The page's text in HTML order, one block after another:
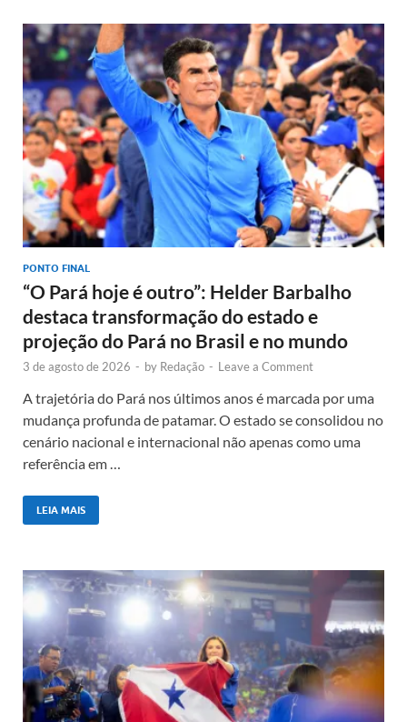
PONTO FINAL
“O Pará hoje é outro”: Helder Barbalho
destaca transformação do estado e
projeção do Pará no Brasil e no mundo
3 de agosto de 2026 - by Redação - Leave a Comment
A trajetória do Pará nos últimos anos é marcada por uma
mudança profunda de patamar. O estado se consolidou no
cenário nacional e internacional não apenas como uma
referência em …
LEIA MAIS